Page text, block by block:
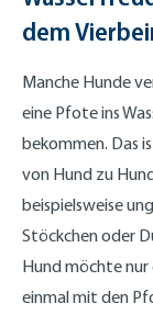
dem
Manche Hunde
eine Pfote ins
bekommen. Das
von Hund zu
beispielsweise
Stöckchen oder
Hund möchte
einmal mit den